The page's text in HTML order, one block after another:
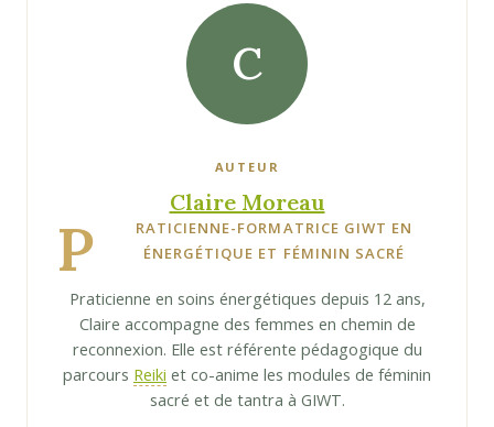
C
AUTEUR
Claire Moreau
P
RATICIENNE-FORMATRICE GIWT EN
ÉNERGÉTIQUE ET FÉMININ SACRÉ
Praticienne en soins énergétiques depuis 12 ans,
Claire accompagne des femmes en chemin de
reconnexion. Elle est référente pédagogique du
parcours Reiki et co-anime les modules de féminin
sacré et de tantra à GIWT.